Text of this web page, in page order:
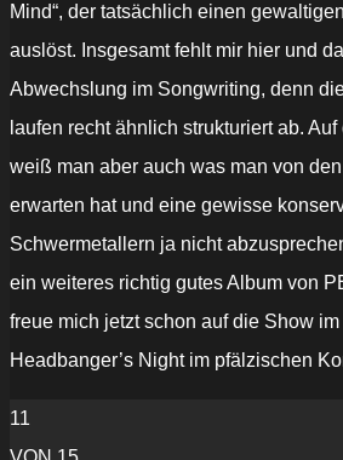
Mind“, der tatsächlich einen
auslöst. Insgesamt fehlt mir hier und
Abwechslung im Songwriting, denn
laufen recht ähnlich strukturiert ab.
weiß man aber auch was man von
erwarten hat und eine gewisse
Schwermetallern ja nicht
ein weiteres richtig gutes Album von
freue mich jetzt schon auf die Show
Headbanger’s Night im pfälzischen
11